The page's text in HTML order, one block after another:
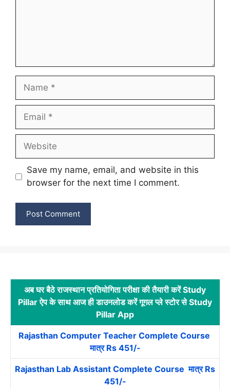
Name
Email
Website
Save my name, email, and website in this
browser for the next time I comment.
अब घर बैठे राजस्थान प्रतियोगिता परीक्षा की तैयारी करें Study
Pillar ऐप के साथ आज ही डाउनलोड करें गूगल प्ले स्टोर से Study
Pillar App
Rajasthan Computer Teacher Complete Course
मात्र Rs 451/-
Rajasthan Lab Assistant Complete Course मात्र Rs
451/-